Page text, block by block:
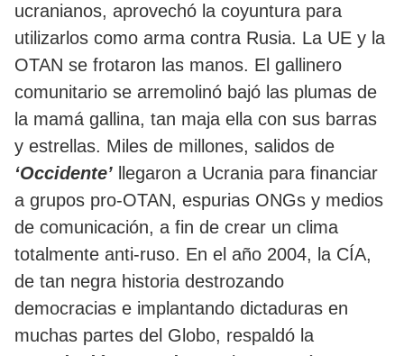
ucranianos, aprovechó la coyuntura para
utilizarlos como arma contra Rusia. La UE y la
OTAN se frotaron las manos. El gallinero
comunitario se arremolinó bajó las plumas de
la mamá gallina, tan maja ella con sus barras
y estrellas. Miles de millones, salidos de
‘Occidente’ llegaron a Ucrania para financiar
a grupos pro-OTAN, espurias ONGs y medios
de comunicación, a fin de crear un clima
totalmente anti-ruso. En el año 2004, la CÍA,
de tan negra historia destrozando
democracias e implantando dictaduras en
muchas partes del Globo, respaldó la